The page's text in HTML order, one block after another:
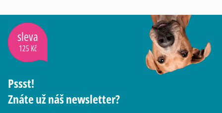
sleva
125 Kč
Pssst!
Znáte už náš newsletter?